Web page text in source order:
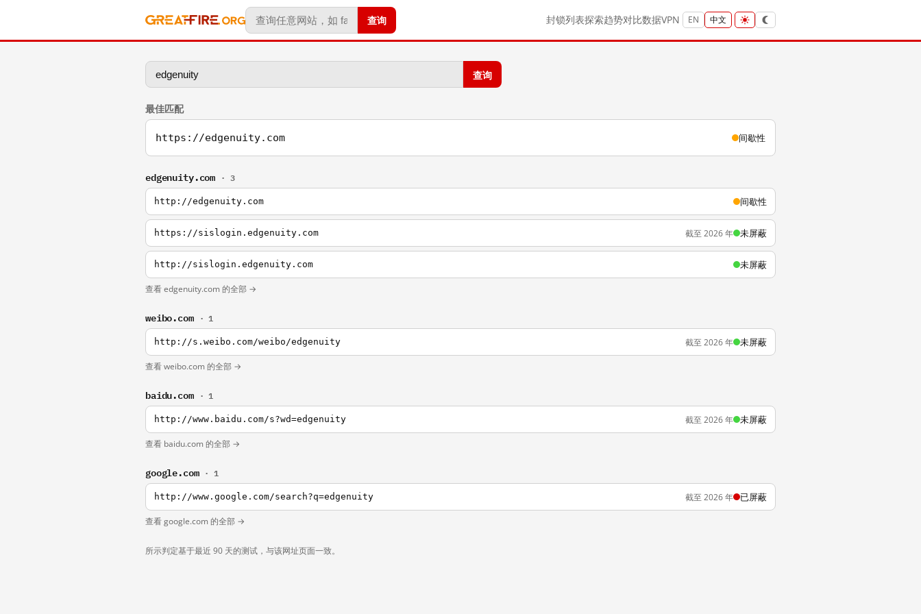
查询 封锁列表探索趋势对比数据VPN EN 中文
查询
最佳匹配
https://edgenuity.com 间歇性
edgenuity.com · 3
http://edgenuity.com 间歇性
https://sislogin.edgenuity.com 截至 2026 年 未屏蔽
http://sislogin.edgenuity.com 未屏蔽
查看 edgenuity.com 的全部 →
weibo.com · 1
http://s.weibo.com/weibo/edgenuity 截至 2026 年 未屏蔽
查看 weibo.com 的全部 →
baidu.com · 1
http://www.baidu.com/s?wd=edgenuity 截至 2026 年 未屏蔽
查看 baidu.com 的全部 →
google.com · 1
http://www.google.com/search?q=edgenuity 截至 2026 年 已屏蔽
查看 google.com 的全部 →
所示判定基于最近 90 天的测试，与该网址页面一致。